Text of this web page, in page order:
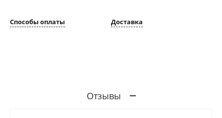
Способы оплаты Доставка
Отзывы